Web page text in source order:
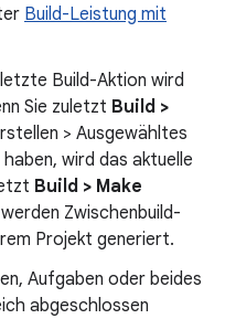
Build-Leistung mit
Build-Aktion wird
Sie zuletzt Build >
> Ausgewähltes
wird das aktuelle
Build > Make
Zwischenbuild-
Projekt generiert.
Aufgaben oder beides
abgeschlossen